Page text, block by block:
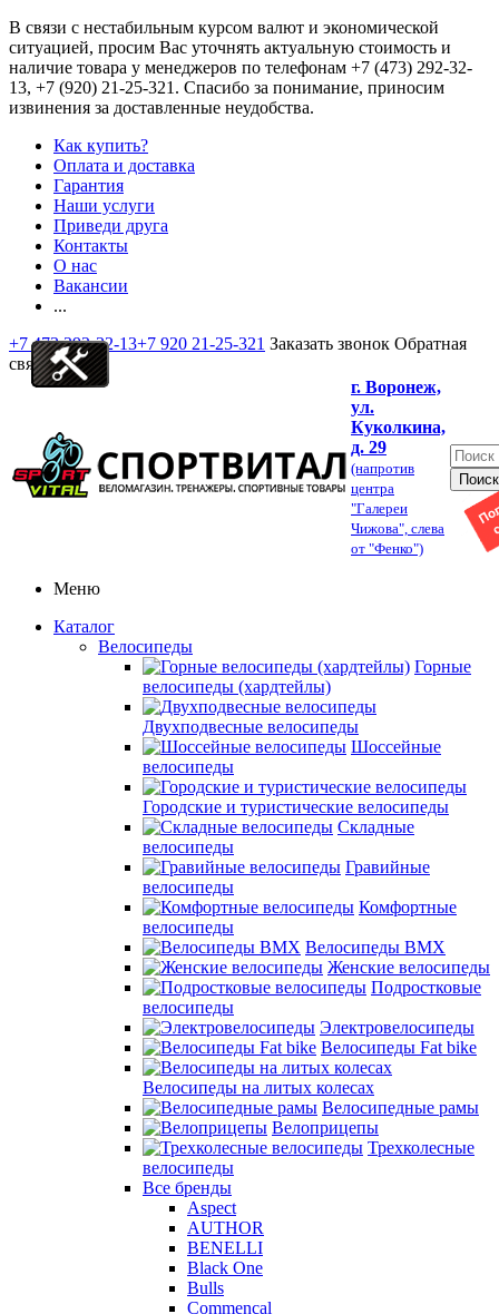
В связи с нестабильным курсом валют и экономической
ситуацией, просим Вас уточнять актуальную стоимость и
наличие товара у менеджеров по телефонам +7 (473) 292-32-
13, +7 (920) 21-25-321 . Спасибо за понимание, приносим
извинения за доставленные неудобства.
Как купить?
Оплата и доставка
Гарантия
Наши услуги
Приведи друга
Контакты
О нас
Вакансии
...
+7 473 292-32-13+7 920 21-25-321 Заказать звонок Обратная
связь
г. Воронеж,
ул.
Куколкина,
д. 29
(напротив
центра
"Галереи
Чижова", слева
от "Фенко")
Меню
Каталог
Велосипеды
Горные
велосипеды (хардтейлы)
Двухподвесные велосипеды
Шоссейные
велосипеды
Городские и туристические велосипеды
Складные
велосипеды
Гравийные
велосипеды
Комфортные
велосипеды
Велосипеды BMX
Женские велосипеды
Подростковые
велосипеды
Электровелосипеды
Велосипеды Fat bike
Велосипеды на литых колесах
Велосипедные рамы
Велоприцепы
Трехколесные
велосипеды
Все бренды
Aspect
AUTHOR
BENELLI
Black One
Bulls
Commencal